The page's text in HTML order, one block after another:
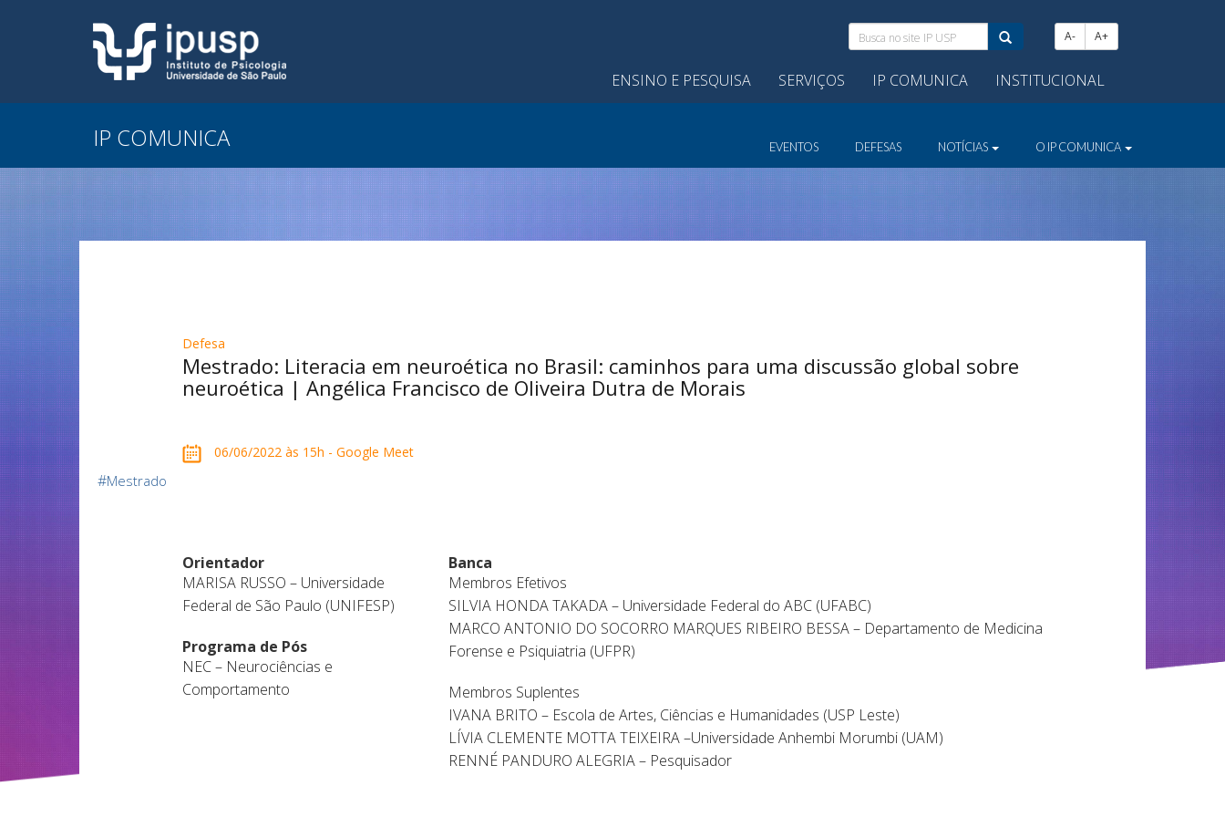
Busca
no
site
IP
A- A+
ENSINO E PESQUISA SERVIÇOS IP COMUNICA INSTITUCIONAL
IP COMUNICA EVENTOS DEFESAS NOTÍCIAS O IP COMUNICA
Defesa
Mestrado: Literacia em neuroética no Brasil: caminhos para uma discussão global sobre
neuroética | Angélica Francisco de Oliveira Dutra de Morais
06/06/2022 às 15h - Google Meet
#Mestrado
Orientador
MARISA RUSSO – Universidade
Federal de São Paulo (UNIFESP)
Programa de Pós
NEC – Neurociências e
Comportamento
Banca
Membros Efetivos
SILVIA HONDA TAKADA – Universidade Federal do ABC (UFABC)
MARCO ANTONIO DO SOCORRO MARQUES RIBEIRO BESSA – Departamento de Medicina
Forense e Psiquiatria (UFPR)
Membros Suplentes
IVANA BRITO – Escola de Artes, Ciências e Humanidades (USP Leste)
LÍVIA CLEMENTE MOTTA TEIXEIRA –Universidade Anhembi Morumbi (UAM)
RENNÉ PANDURO ALEGRIA – Pesquisador